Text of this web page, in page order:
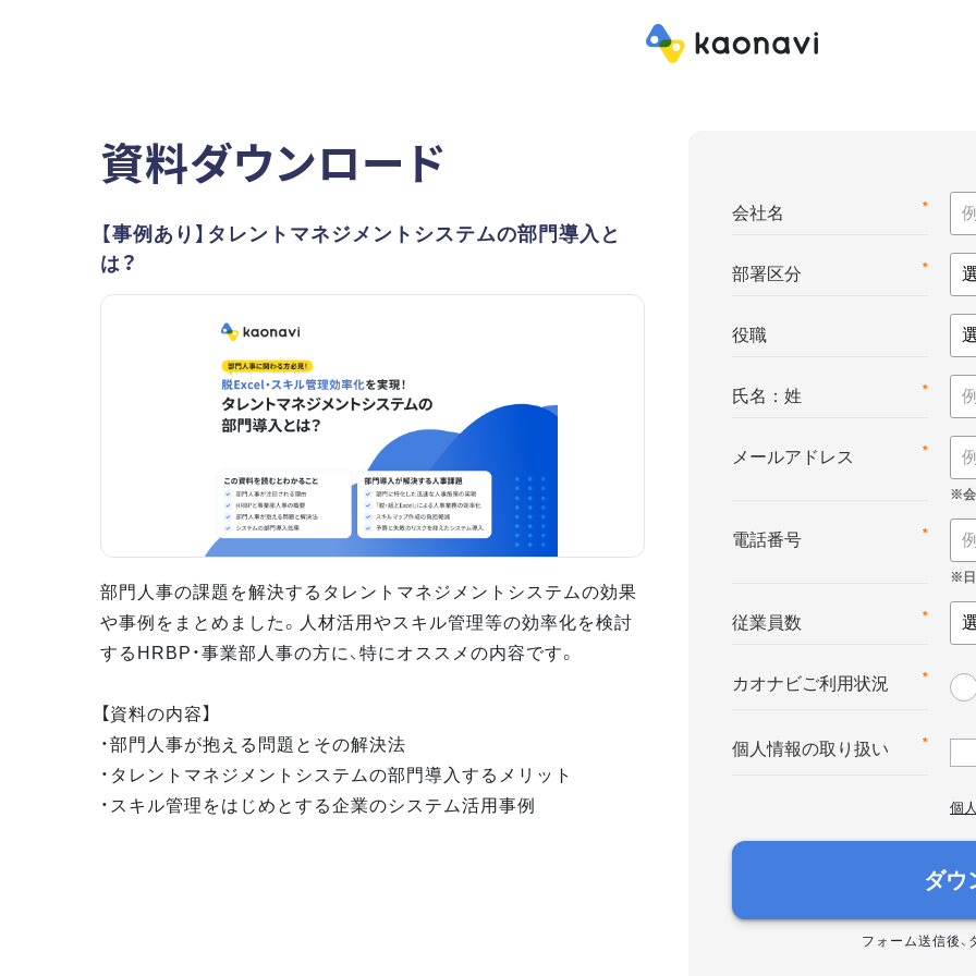
資料ダウンロード
【事例あり】タレントマネジメントシステムの部門導入と
は？
部門人事の課題を解決するタレントマネジメントシステムの効果
や事例をまとめました。人材活用やスキル管理等の効率化を検討
するHRBP・事業部人事の方に、特にオススメの内容です。
【資料の内容】
・部門人事が抱える問題とその解決法
・タレントマネジメントシステムの部門導入するメリット
・スキル管理をはじめとする企業のシステム活用事例
*
会社名
*
部署区分
役職
*
氏名：姓
*
メールアドレス
*
電話番号
*
従業員数
*
カオナビご利用状況
*
個人情報の取り扱い
個
ダウ
フォーム送信後